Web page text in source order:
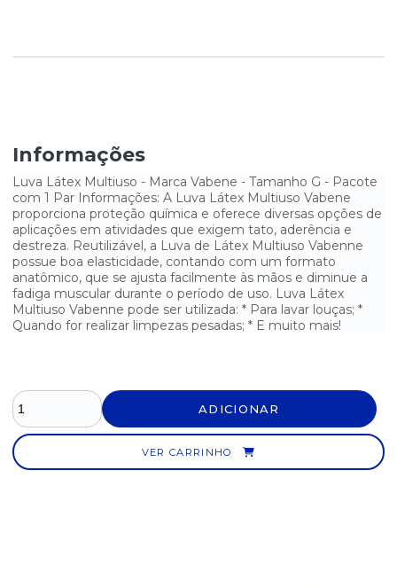
LUVA LÁTEX MULTIUSO STANDARD AMARELA SANRO - TAMANHO
LUVA LÁTEX MULTIUSO TOP VERDE - TAMANHO G
LUVA LÁTEX MULTIUSO TOP VERDE - TAMANHO M
LUVA LÁTEX MULTIUSO TOP VERDE - TAMANHO P
LUVA LÁTEX MULTIUSO VABENE - TAMANHO G
LUVA LÁTEX PARA PROCEDIMENTOS - TAMANHO M
LUVA LÁTEX PARA PROCEDIMENTOS - TAMANHO P
Informações
Luva Látex Multiuso - Marca Vabene - Tamanho G - Pacote
com 1 Par Informações: A Luva Látex Multiuso Vabene
proporciona proteção química e oferece diversas opções de
aplicações em atividades que exigem tato, aderência e
destreza. Reutilizável, a Luva de Látex Multiuso Vabenne
possue boa elasticidade, contando com um formato
anatômico, que se ajusta facilmente às mãos e diminue a
fadiga muscular durante o período de uso. Luva Látex
Multiuso Vabenne pode ser utilizada: * Para lavar louças; *
Quando for realizar limpezas pesadas; * E muito mais!
ADICIONAR
VER CARRINHO